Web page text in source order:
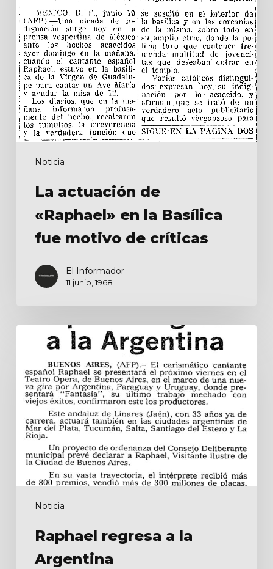
Noticia
la
Basílica
fue
motivo
de
críticas
La actuación de
«Raphael» en la Basílica
fue motivo de críticas
El Informador
11 junio, 1968
Noticia
regresa
Argentina
Raphael regresa a la
Argentina